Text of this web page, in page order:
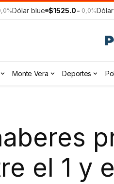
Dólar blue $1525.0 = 0,0%
Monte Vera Deportes
el 1 y